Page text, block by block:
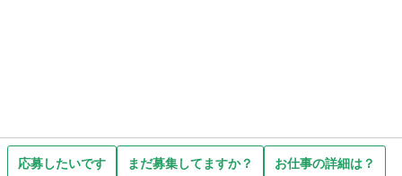
応募したいです まだ募集してますか？ お仕事の詳細は？